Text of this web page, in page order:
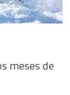
meses de